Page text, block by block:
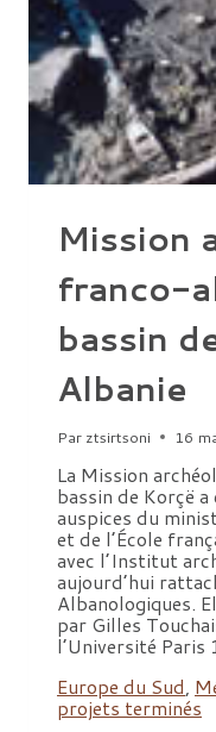
Mission
franco-
bassin
Albanie
Par ztsirtsoni 16
La Mission
bassin de Korçë
auspices du
et de l’École
avec l’Institut
aujourd’hui
Albanologiques.
par Gilles
l’Université
Europe du Sud,
projets terminés